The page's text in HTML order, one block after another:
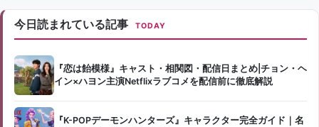
今日読まれている記事 TODAY
『恋は飴模様』キャスト・相関図・配信日まとめ|チョン・ヘ
イン×ハヨン主演Netflixラブコメを配信前に徹底解説
『K-POPデーモンハンターズ』キャラクター完全ガイド｜名